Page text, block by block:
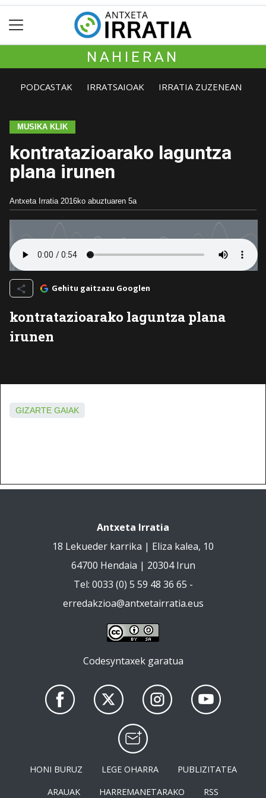
NAHIERAN
PODCASTAK IRRATSAIOAK IRRATIA ZUZENEAN
MUSIKA KLIK
kontratazioarako laguntza
plana irunen
Antxeta Irratia 2016ko abuztuaren 5a
Gehitu gaitzazu Googlen
kontratazioarako laguntza plana
irunen
GIZARTE GAIAK
Antxeta Irratia
18 Lekueder karrika | Eliza kalea, 10
64700 Hendaia | 20304 Irun
Tel: 0033 (0) 5 59 48 36 65 -
erredakzioa@antxetairratia.eus
Codesyntaxek garatua
HONI BURUZ LEGE OHARRA
PUBLIZITATEA
ARAUAK
HARREMANETARAKO RSS